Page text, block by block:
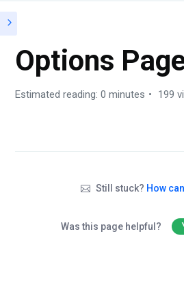
Options
Estimated reading: 0 minutes 199
Still stuck? How
Was this page helpful?